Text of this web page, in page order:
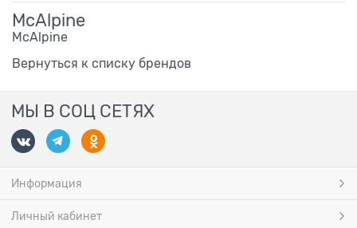
McAlpine
McAlpine
Вернуться к списку брендов
МЫ В СОЦ СЕТЯХ
Информация
Личный кабинет